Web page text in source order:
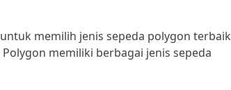
memilih jenis sepeda polygon terbaik
memiliki berbagai jenis sepeda